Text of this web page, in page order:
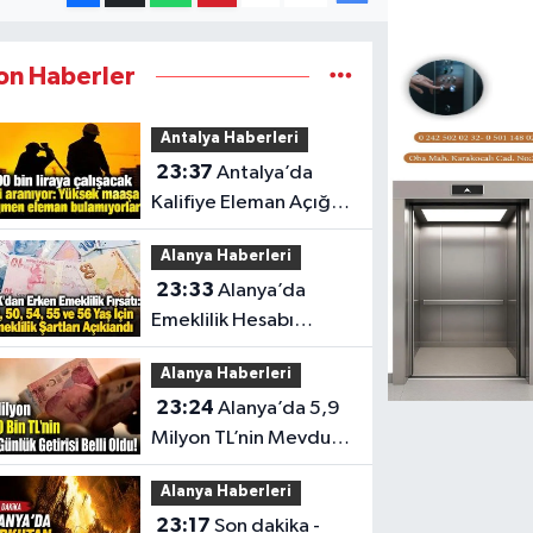
Haberler
Antalya Haberleri
23:37 Antalya’da
Kalifiye Eleman Açığı
Sektörleri Zorluyor
Alanya Haberleri
23:33 Alanya’da
Emeklilik Hesabı
Yapanlar İçin Kritik Yaş
Şartları
Alanya Haberleri
23:24 Alanya’da 5,9
Milyon TL’nin Mevduat
Getirisi
Alanya Haberleri
23:17 Son dakika -